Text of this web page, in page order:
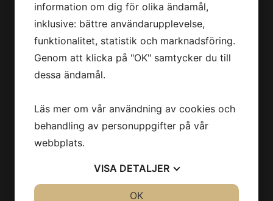
MEGAWEBB är en webbyrå som främst levererar
hemsidor och e-handel till små och medelstora
professionell plattform på nätet till en prisvärd
och fast kostnad. Snabbt, billigt och enkelt är
ledorden som drivit oss sedan starten och har
efter köpa hemsida eller e-handel? Kontakta oss,
vi hjälper dig!
information om dig för olika ändamål,
inklusive: bättre användarupplevelse,
funktionalitet, statistik och marknadsföring.
Genom att klicka på "OK" samtycker du till
dessa ändamål.
Läs mer om vår användning av cookies och
behandling av personuppgifter på vår
webbplats.
VISA DETALJER
OK